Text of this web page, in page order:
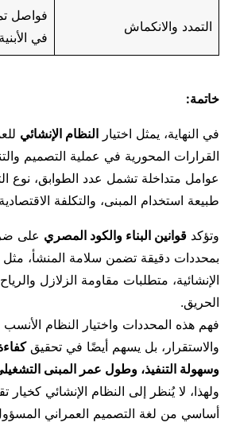
التمدد والانكماش
في
خاتمة:
في النهاية، يمثل اختيار النظام الإنشائي
القرارات المحورية في عملية التصميم
عوامل متداخلة تشمل عدد الطوابق، نوع
طبيعة استخدام المبنى، والتكلفة
وتؤكد قوانين البناء والكود المصري على
بمحددات دقيقة تضمن سلامة المنشأ، مثل
الإنشائية، متطلبات مقاومة الزلازل
الحريق.
فهم هذه المحددات واختيار النظام
والاستقرار، بل يسهم أيضًا في تحقيق
وسهولة التنفيذ، وطول عمر المبنى
ولهذا، لا يُنظر إلى النظام الإنشائي
أساسي من لغة التصميم العمراني